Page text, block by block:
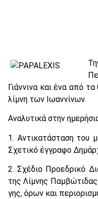
Γιάννινα και ένα από
λίμνη των Ιωαννίνων.
Αναλυτικά στην
1. Αντικατάσταση του
Σχετικό έγγραφο
2. Σχέδιο Προεδρικό
της Λίμνης
γης, όρων και